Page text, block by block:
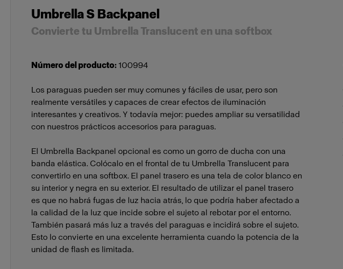
Umbrella S Backpanel
Convierte tu Umbrella Translucent en una softbox
Número del producto: 100994
Los paraguas pueden ser muy comunes y fáciles de usar, pero son
realmente versátiles y capaces de crear efectos de iluminación
interesantes y creativos. Y todavía mejor: puedes ampliar su versatilidad
con nuestros prácticos accesorios para paraguas.
El Umbrella Backpanel opcional es como un gorro de ducha con una
banda elástica. Colócalo en el frontal de tu Umbrella Translucent para
convertirlo en una softbox. El panel trasero es una tela de color blanco en
su interior y negra en su exterior. El resultado de utilizar el panel trasero
es que no habrá fugas de luz hacia atrás, lo que podría haber afectado a
la calidad de la luz que incide sobre el sujeto al rebotar por el entorno.
También pasará más luz a través del paraguas e incidirá sobre el sujeto.
Esto lo convierte en una excelente herramienta cuando la potencia de la
unidad de flash es limitada.